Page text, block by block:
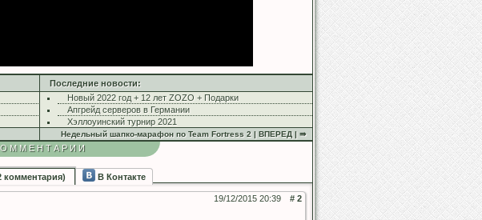
Последние новости:
Новый 2022 год + 12 лет ZOZO + Подарки
Апгрейд серверов в Германии
Хэллоуинский турнир 2021
Недельный шапко-марафон по Team Fortress 2 | ВПЕРЕД | ⇛
комментария) В Контакте
19/12/2015 20:39
# 2